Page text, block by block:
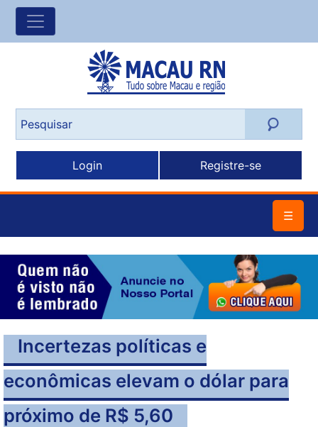
Login Registre-se
☰
Incertezas políticas e
econômicas elevam o dólar para
próximo de R$ 5,60